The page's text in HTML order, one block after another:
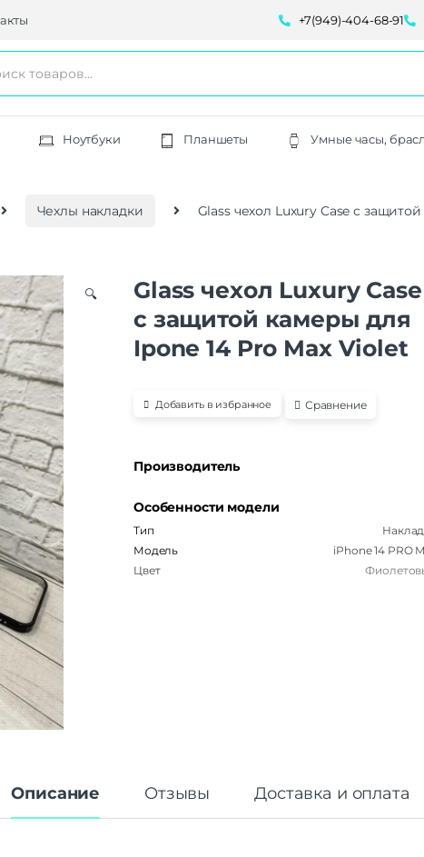
+7(949)-404-68-91
Ноутбуки Планшеты Умные часы,
Чехлы накладки Glass чехол Luxury Case с
🔍
Glass чехол Luxury Case
с защитой камеры для
Ipone 14 Pro Max Violet
Добавить в избранное Сравнение
Производитель
Особенности модели
Тип
Модель
iPhone 14 PRO
Цвет
Описание Отзывы Доставка и оплата